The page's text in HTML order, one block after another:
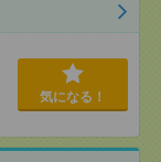
気になる！